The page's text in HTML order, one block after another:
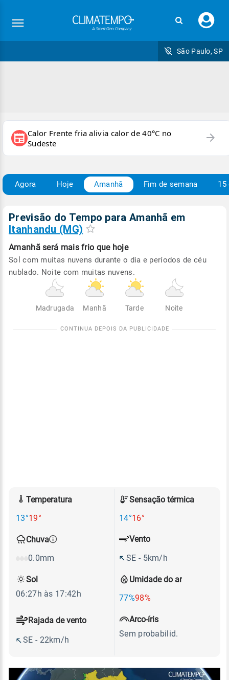
seu
São Paulo, SP
newspaper Calor Frente fria alivia calor de 40°C no
Sudeste
arrow_forward
Agora Hoje Amanhã Fim de semana 15
Previsão do Tempo para Amanhã em
Itanhandu (MG)
Amanhã será mais frio que hoje
Sol com muitas nuvens durante o dia e períodos de céu
nublado. Noite com muitas nuvens.
Madrugada Manhã Tarde Noite
Temperatura
13°19°
Sensação térmica
14°16°
Chuva
0.0mm
Umidade do ar
77%98%
Vento
SE - 5km/h
Rajada de vento
SE - 22km/h
Sol
06:27h às 17:42h
Arco-íris
Sem probabilid.